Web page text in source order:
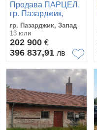
Продава ПАРЦЕЛ,
гр. Пазарджик,
Запад
гр. Пазарджик, Запад
13 юли
202 900 €
396 837,91 лв